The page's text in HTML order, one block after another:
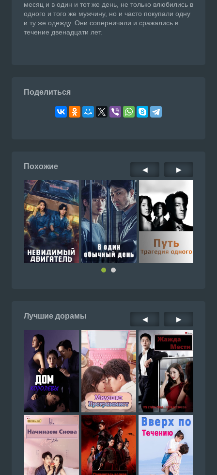
месяц и в один и тот же день, не только влюбились в
одного и того же мужчину, но и часто покупали одну
и ту же одежду. Они соперничали и сражались в
течение двенадцати лет.
Поделиться
Похожие ◀ ▶
Лучшие дорамы ◀ ▶